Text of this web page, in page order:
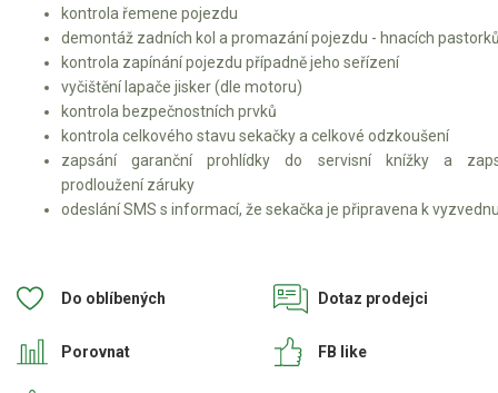
kontrola řemene pojezdu
demontáž zadních kol a promazání pojezdu - hnacích
kontrola zapínání pojezdu případně jeho seřízení
vyčištění lapače jisker (dle motoru)
kontrola bezpečnostních prvků
kontrola celkového stavu sekačky a celkové odzkoušení
zapsání garanční prohlídky do servisní knížky a
prodloužení záruky
odeslání SMS s informací, že sekačka je připravena k
Do oblíbených
Porovnat
Dotaz prodejci
FB like